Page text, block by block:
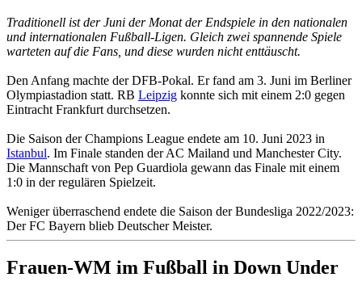
Traditionell ist der Juni der Monat der Endspiele in den nationalen
und internationalen Fußball-Ligen. Gleich zwei spannende Spiele
warteten auf die Fans, und diese wurden nicht enttäuscht.
Den Anfang machte der DFB-Pokal. Er fand am 3. Juni im Berliner
Olympiastadion statt. RB Leipzig konnte sich mit einem 2:0 gegen
Eintracht Frankfurt durchsetzen.
Die Saison der Champions League endete am 10. Juni 2023 in
Istanbul. Im Finale standen der AC Mailand und Manchester City.
Die Mannschaft von Pep Guardiola gewann das Finale mit einem
1:0 in der regulären Spielzeit.
Weniger überraschend endete die Saison der Bundesliga 2022/2023:
Der FC Bayern blieb Deutscher Meister.
Frauen-WM im Fußball in Down Under